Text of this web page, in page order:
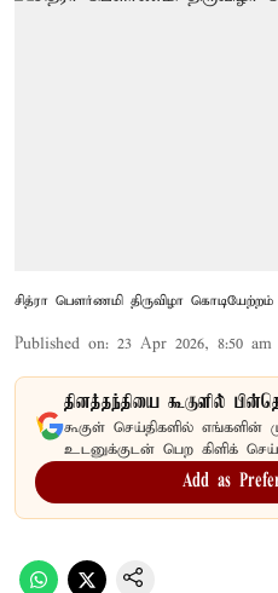
சித்ரா பெளர்ணமி திருவிழா கொடியேற்றம்
Published on: 23 Apr 2026, 8:50 am
தினத்தந்தியை கூகுளில்
கூகுள் செய்திகளில் எங்களின்
உடனுக்குடன் பெற கிளிக்
Add as